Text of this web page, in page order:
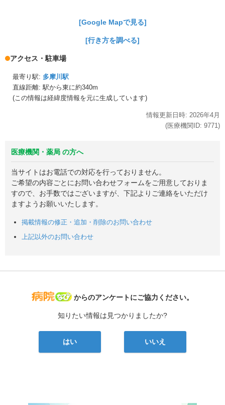
[Google Mapで見る]
[行き方を調べる]
アクセス・駐車場
最寄り駅: 多摩川駅
直線距離: 駅から東に約340m
(この情報は経緯度情報を元に生成しています)
情報更新日時: 2026年4月
(医療機関ID: 9771)
医療機関・薬局 の方へ
当サイトはお電話での対応を行っておりません。
ご希望の内容ごとにお問い合わせフォームをご用意しておりま
すので、お手数ではございますが、下記よりご連絡をいただけ
ますようお願いいたします。
掲載情報の修正・追加・削除のお問い合わせ
上記以外のお問い合わせ
病院なび
からのアンケートにご協力ください。
知りたい情報は見つかりましたか?
はい いいえ